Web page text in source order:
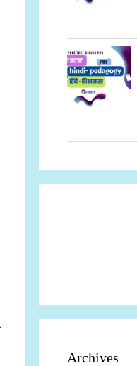
Archives